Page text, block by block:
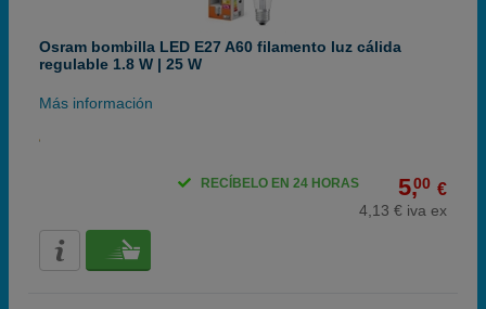
Osram bombilla LED E27 A60 filamento luz cálida
regulable 1.8 W | 25 W
Más información
5,00 €
4,13 € iva ex
RECÍBELO EN 24 HORAS